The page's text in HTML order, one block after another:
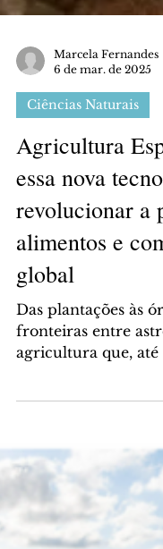
Marcela Fernandes
6 de mar. de 2025
Ciências Naturais
Agricultura
essa nova
revolucionar a
alimentos e
fronteiras entre
agricultura que, até
pareciam muito